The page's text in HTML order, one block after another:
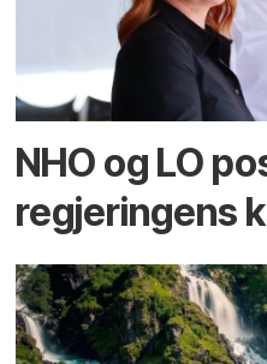
NHO og LO
regjeringens